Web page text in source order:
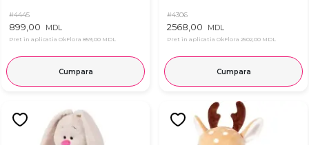
#4445
899,00 MDL
Pret in aplicatia OkFlora 859,00 MDL
Cumpara
#4306
2568,00 MDL
Pret in aplicatia OkFlora 2502,00 MDL
Cumpara